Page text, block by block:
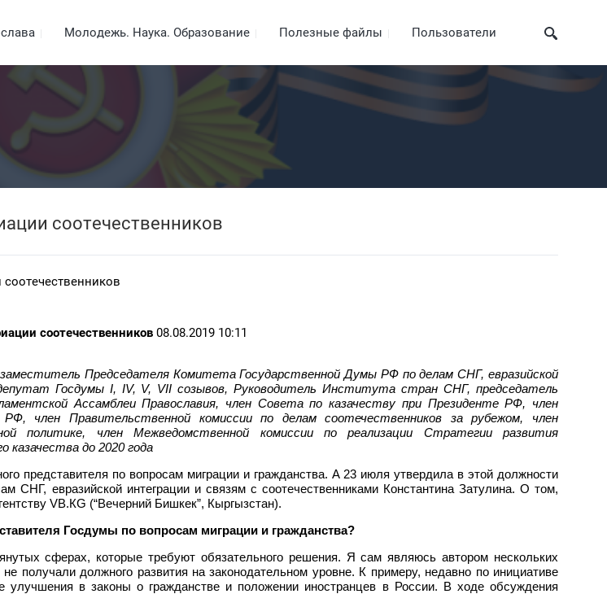
Молодежь. Наука. Образование Полезные файлы Пользователи
соотечественников
соотечественников 08.08.2019 10:11
Председателя Комитета Государственной Думы РФ по делам СНГ, евразийской
Госдумы I, IV, V, VII созывов, Руководитель Института стран СНГ, председатель
Ассамблеи Православия, член Совета по казачеству при Президенте РФ, член
член Правительственной комиссии по делам соотечественников за рубежом, член
политике, член Межведомственной комиссии по реализации Стратегии развития
казачества до 2020 года
представителя по вопросам миграции и гражданства. А 23 июля утвердила в этой должности
СНГ, евразийской интеграции и связям с соотечественниками Константина Затулина. О том,
VB.КG (“Вечерний Бишкек”, Кыргызстан).
Госдумы по вопросам миграции и гражданства?
сферах, которые требуют обязательного решения. Я сам являюсь автором нескольких
получали должного развития на законодательном уровне. К примеру, недавно по инициативе
улучшения в законы о гражданстве и положении иностранцев в России. В ходе обсуждения